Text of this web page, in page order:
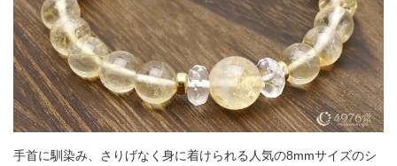
手首に馴染み、さりげなく身に着けられる人気の8mmサイズのシ